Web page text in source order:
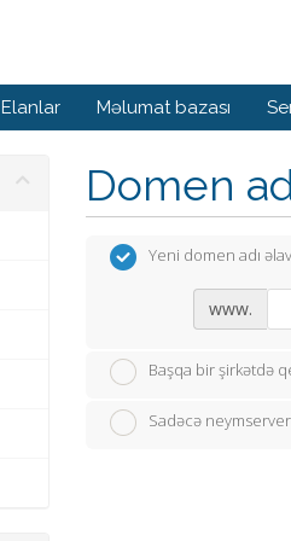
Elanlar Məlumat bazası
Domen
Yeni domen adı
www.
Başqa bir şirkətdə
Sadəcə